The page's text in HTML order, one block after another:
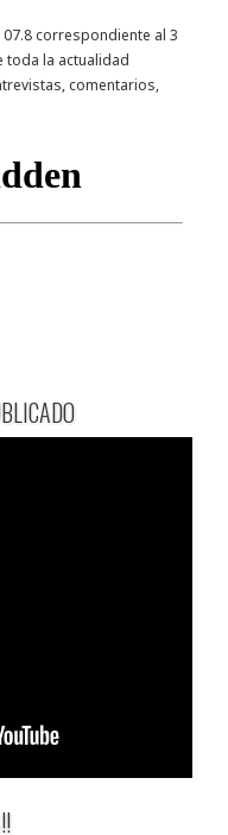
correspondiente al 3
toda la actualidad
comentarios,